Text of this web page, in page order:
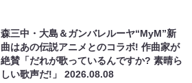
森三中・大島＆ガンバレルーヤ“MyM”新
曲はあの伝説アニメとのコラボ! 作曲家が
絶賛「だれが歌っているんですか? 素晴ら
しい歌声だ!」2026.08.08